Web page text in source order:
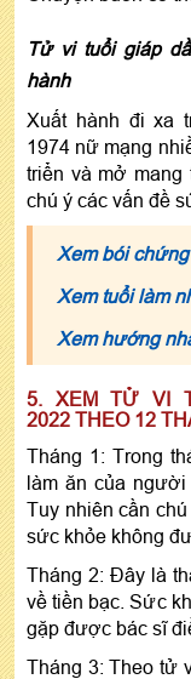
Tử vi tuổi giáp
hành
Xuất hành đi xa
1974 nữ mạng
triển và mở mang
chú ý các vấn đề
Xem bói
Xem tuổi làm
Xem hướng
5. XEM TỬ VI
2022 THEO 12
Tháng 1: Trong
làm ăn của
Tuy nhiên cần
sức khỏe không
Tháng 2: Đây là
về tiền bạc. Sức
gặp được bác sĩ
Tháng 3: Theo tử